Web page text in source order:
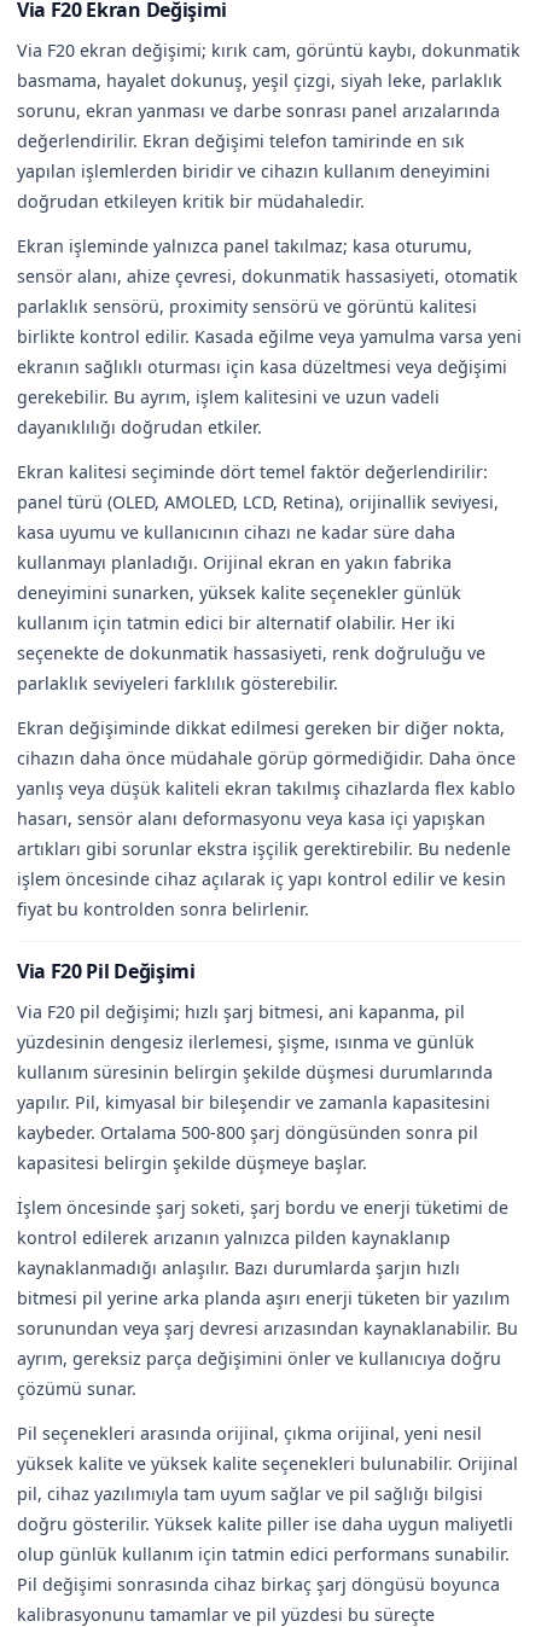
Via F20 Ekran Değişimi
Via F20 ekran değişimi; kırık cam, görüntü kaybı, dokunmatik
basmama, hayalet dokunuş, yeşil çizgi, siyah leke, parlaklık
sorunu, ekran yanması ve darbe sonrası panel arızalarında
değerlendirilir. Ekran değişimi telefon tamirinde en sık
yapılan işlemlerden biridir ve cihazın kullanım deneyimini
doğrudan etkileyen kritik bir müdahaledir.
Ekran işleminde yalnızca panel takılmaz; kasa oturumu,
sensör alanı, ahize çevresi, dokunmatik hassasiyeti, otomatik
parlaklık sensörü, proximity sensörü ve görüntü kalitesi
birlikte kontrol edilir. Kasada eğilme veya yamulma varsa yeni
ekranın sağlıklı oturması için kasa düzeltmesi veya değişimi
gerekebilir. Bu ayrım, işlem kalitesini ve uzun vadeli
dayanıklılığı doğrudan etkiler.
Ekran kalitesi seçiminde dört temel faktör değerlendirilir:
panel türü (OLED, AMOLED, LCD, Retina), orijinallik seviyesi,
kasa uyumu ve kullanıcının cihazı ne kadar süre daha
kullanmayı planladığı. Orijinal ekran en yakın fabrika
deneyimini sunarken, yüksek kalite seçenekler günlük
kullanım için tatmin edici bir alternatif olabilir. Her iki
seçenekte de dokunmatik hassasiyeti, renk doğruluğu ve
parlaklık seviyeleri farklılık gösterebilir.
Ekran değişiminde dikkat edilmesi gereken bir diğer nokta,
cihazın daha önce müdahale görüp görmediğidir. Daha önce
yanlış veya düşük kaliteli ekran takılmış cihazlarda flex kablo
hasarı, sensör alanı deformasyonu veya kasa içi yapışkan
artıkları gibi sorunlar ekstra işçilik gerektirebilir. Bu nedenle
işlem öncesinde cihaz açılarak iç yapı kontrol edilir ve kesin
fiyat bu kontrolden sonra belirlenir.
Via F20 Pil Değişimi
Via F20 pil değişimi; hızlı şarj bitmesi, ani kapanma, pil
yüzdesinin dengesiz ilerlemesi, şişme, ısınma ve günlük
kullanım süresinin belirgin şekilde düşmesi durumlarında
yapılır. Pil, kimyasal bir bileşendir ve zamanla kapasitesini
kaybeder. Ortalama 500-800 şarj döngüsünden sonra pil
kapasitesi belirgin şekilde düşmeye başlar.
İşlem öncesinde şarj soketi, şarj bordu ve enerji tüketimi de
kontrol edilerek arızanın yalnızca pilden kaynaklanıp
kaynaklanmadığı anlaşılır. Bazı durumlarda şarjın hızlı
bitmesi pil yerine arka planda aşırı enerji tüketen bir yazılım
sorunundan veya şarj devresi arızasından kaynaklanabilir. Bu
ayrım, gereksiz parça değişimini önler ve kullanıcıya doğru
çözümü sunar.
Pil seçenekleri arasında orijinal, çıkma orijinal, yeni nesil
yüksek kalite ve yüksek kalite seçenekleri bulunabilir. Orijinal
pil, cihaz yazılımıyla tam uyum sağlar ve pil sağlığı bilgisi
doğru gösterilir. Yüksek kalite piller ise daha uygun maliyetli
olup günlük kullanım için tatmin edici performans sunabilir.
Pil değişimi sonrasında cihaz birkaç şarj döngüsü boyunca
kalibrasyonunu tamamlar ve pil yüzdesi bu süreçte